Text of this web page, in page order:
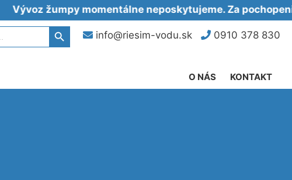
žumpy momentálne neposkytujeme. Za pochopenie
info@riesim-vodu.sk 0910 378 830
Search Button
KONTAKT
O NÁS